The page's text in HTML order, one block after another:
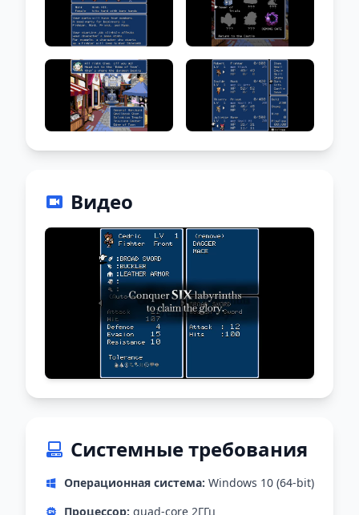
Видео
Системные требования
Операционная система: Windows 10 (64-bit)
Процессор: quad-core 2ГГц